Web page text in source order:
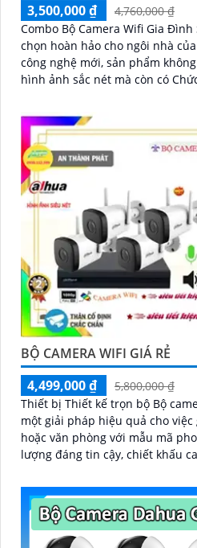
3,500,000 ₫
4,760,000 ₫
Combo Bộ Camera Wifi Gia
chọn hoàn hảo cho ngôi nhà của bạn. Với việc
công nghệ mới, sản phẩm
hình ảnh sắc nét mà còn có
BỘ CAMERA WIFI GIÁ RẺ
4,499,000 ₫
5,800,000 ₫
Thiết bị Thiết kế trọn bộ Bộ
một giải pháp hiệu quả cho
hoặc văn phòng với mẫu mã phong
lượng đáng tin cậy, chiết khấu